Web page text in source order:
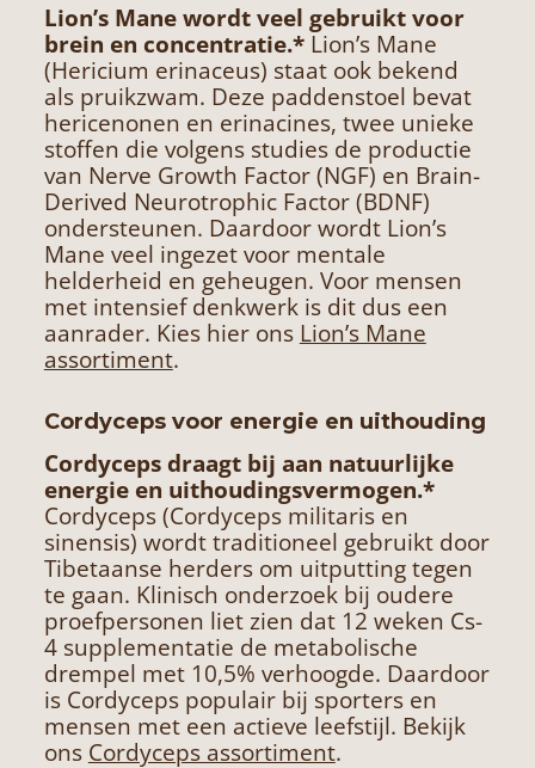
Lion’s Mane wordt veel gebruikt voor
brein en concentratie.*Lion’s Mane
(Hericium erinaceus) staat ook bekend
als pruikzwam. Deze paddenstoel bevat
hericenonen en erinacines, twee unieke
stoffen die volgens studies de productie
van Nerve Growth Factor (NGF) en Brain-
Derived Neurotrophic Factor (BDNF)
ondersteunen. Daardoor wordt Lion’s
Mane veel ingezet voor mentale
helderheid en geheugen. Voor mensen
met intensief denkwerk is dit dus een
aanrader. Kies hier ons Lion’s Mane
assortiment.
Cordyceps voor energie en uithouding
Cordycepsdraagt bij aan natuurlijke
energie en uithoudingsvermogen.*
Cordyceps (Cordyceps militaris en
sinensis) wordt traditioneel gebruikt door
Tibetaanse herders om uitputting tegen
te gaan. Klinisch onderzoek bij oudere
proefpersonen liet zien dat 12 weken Cs-
4 supplementatie de metabolische
drempel met 10,5% verhoogde. Daardoor
is Cordyceps populair bij sporters en
mensen met een actieve leefstijl. Bekijk
ons Cordyceps assortiment.